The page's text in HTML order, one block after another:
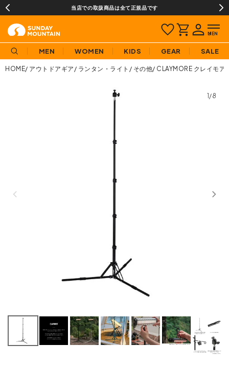
当店での取扱商品は全て正規品です
MEN WOMEN KIDS GEAR SALE
HOME アウトドアギア ランタン・ライト その他 CLAYMORE クレイモア
1/8